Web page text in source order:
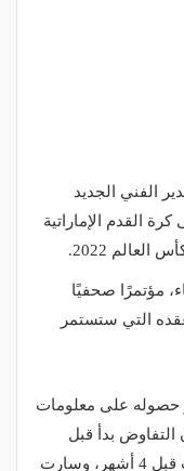
الفني الجديد
القدم الإماراتية
2022.
مؤتمرًا صحفيًا
التي ستستمر
حصوله على معلومات
بدأ قبل
مونديال روسيا ومن ثم عادت المفاوضات قبل 4 أشهر، وسارت